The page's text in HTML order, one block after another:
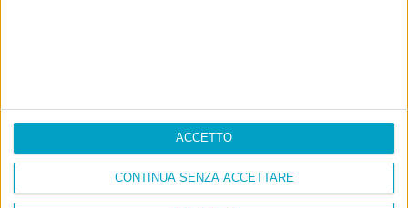
CONTINUA SENZA ACCETTARE
ACCETTO